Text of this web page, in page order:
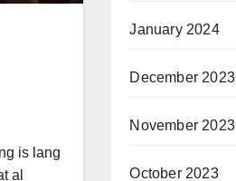
is lang
al
January 2024
December 2023
November 2023
October 2023